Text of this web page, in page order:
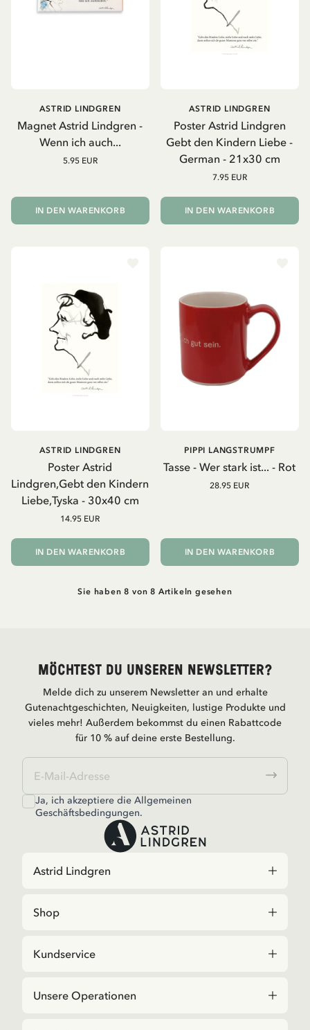
Magnet Astrid Lindgren -
Wenn ich auch...
ASTRID LINDGREN
5.95 EUR
IN DEN WARENKORB
Poster Astrid Lindgren
Gebt den Kindern Liebe -
German - 21x30 cm
ASTRID LINDGREN
7.95 EUR
IN DEN WARENKORB
Poster Astrid
Lindgren,Gebt den Kindern
Liebe,Tyska - 30x40 cm
ASTRID LINDGREN
14.95 EUR
IN DEN WARENKORB
Tasse - Wer stark ist... - Rot
PIPPI LANGSTRUMPF
28.95 EUR
IN DEN WARENKORB
Sie haben 8 von 8 Artikeln gesehen
Möchtest du unseren Newsletter?
Melde dich zu unserem Newsletter an und erhalte
Gutenachtgeschichten, Neuigkeiten, lustige Produkte und
vieles mehr! Außerdem bekommst du einen Rabattcode
für 10 % auf deine erste Bestellung.
Ja, ich akzeptiere dieAllgemeinen
Geschäftsbedingungen.
Astrid Lindgren
Shop
Kundservice
Unsere Operationen